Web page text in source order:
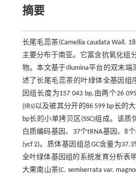
摘要
长尾毛蕊茶(Camellia caudata Wall.
主要分布于南亚。它富含抗氧化组
物。本文基于Illumina平台的双末端
述了长尾毛蕊茶的叶绿体全基因组
因组长度为157 043 bp,由两个26
(IRs)以及被其分开的86 599 bp长的
bp长的小单拷贝区(SSC)组成。该
白质编码基因、37个tRNA基因、8
(ycf 2)。质体基因组总GC含量为
全叶绿体基因组的系统发育分析表
大果南山茶(C. semiserrata var.